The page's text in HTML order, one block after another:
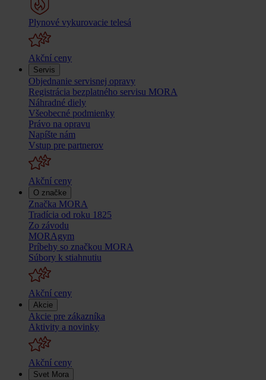
Plynové vykurovacie telesá
Akční ceny
Servis
Objednanie servisnej opravy
Registrácia bezplatného servisu MORA
Náhradné diely
Všeobecné podmienky
Právo na opravu
Napíšte nám
Vstup pre partnerov
Akční ceny
O značke
Značka MORA
Tradícia od roku 1825
Zo závodu
MORAgym
Príbehy so značkou MORA
Súbory k stiahnutiu
Akční ceny
Akcie
Akcie pre zákazníka
Aktivity a novinky
Akční ceny
Svet Mora